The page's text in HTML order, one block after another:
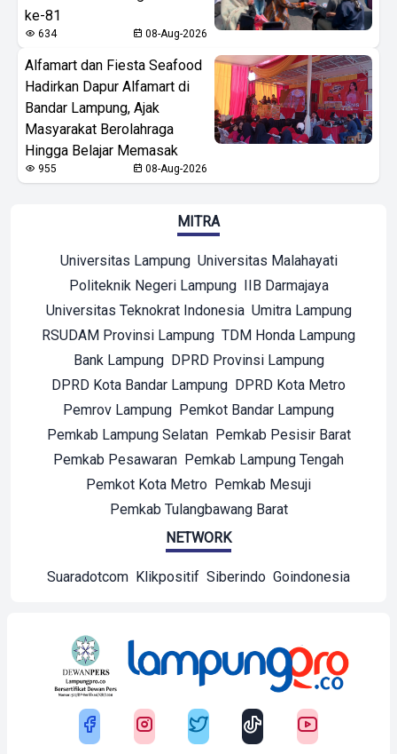
ke-81
634 08-Aug-2026
Alfamart dan Fiesta Seafood
Hadirkan Dapur Alfamart di
Bandar Lampung, Ajak
Masyarakat Berolahraga
Hingga Belajar Memasak
955 08-Aug-2026
MITRA
Universitas Lampung Universitas Malahayati
Politeknik Negeri Lampung IIB Darmajaya
Universitas Teknokrat Indonesia Umitra Lampung
RSUDAM Provinsi Lampung TDM Honda Lampung
Bank Lampung DPRD Provinsi Lampung
DPRD Kota Bandar Lampung DPRD Kota Metro
Pemrov Lampung Pemkot Bandar Lampung
Pemkab Lampung Selatan Pemkab Pesisir Barat
Pemkab Pesawaran Pemkab Lampung Tengah
Pemkot Kota Metro Pemkab Mesuji
Pemkab Tulangbawang Barat
NETWORK
Suaradotcom Klikpositif Siberindo Goindonesia